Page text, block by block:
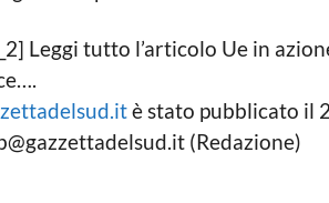
Leggi tutto l’articolo Ue in
è stato pubblicato il
(Redazione)